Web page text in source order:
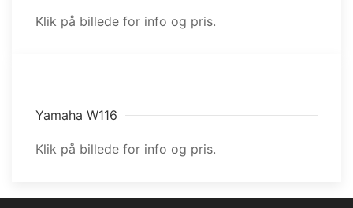
Klik på billede for info og pris.
Yamaha W116
Klik på billede for info og pris.